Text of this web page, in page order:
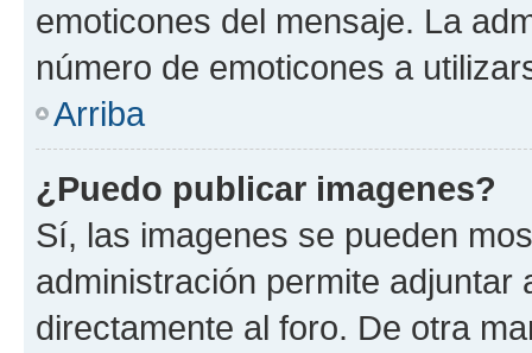
emoticones del mensaje. La
número de emoticones a
Arriba
¿Puedo publicar imagenes?
Sí, las imagenes se pueden
administración permite
directamente al foro. De otra